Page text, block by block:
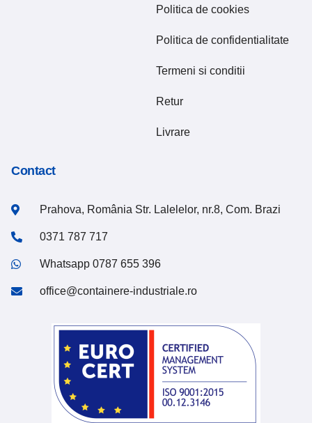
Politica de cookies
Politica de confidentialitate
Termeni si conditii
Retur
Livrare
Contact
Prahova, România Str. Lalelelor, nr.8, Com. Brazi
0371 787 717
Whatsapp 0787 655 396
office@containere-industriale.ro